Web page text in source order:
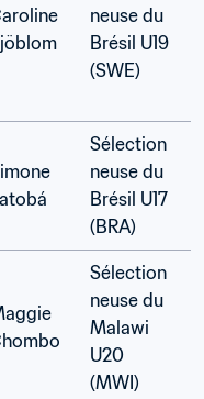
neuse du
Brésil U19
(SWE)
Sélection
neuse du
Brésil U17
(BRA)
Sélection
neuse du
Malawi
U20
(MWI)